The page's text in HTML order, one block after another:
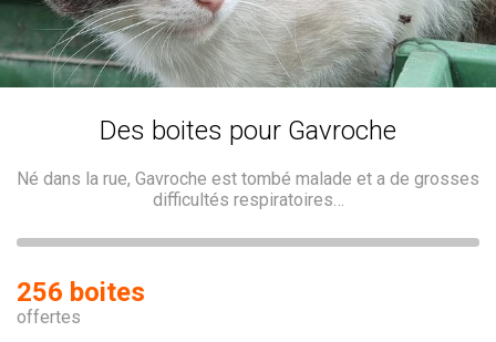
Des boites pour Gavroche
Né dans la rue, Gavroche est tombé malade et a de grosses
difficultés respiratoires…
256 boites
offertes